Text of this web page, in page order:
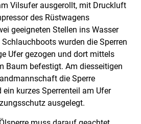
Vilsufer ausgerollt, mit Druckluft
des Rüstwagens
geeigneten Stellen ins Wasser
wurden die Sperren
Ufer gezogen und dort mittels
Baum befestigt. Am diesseitigen
die Sperre
kurzes Sperrenteil am Ufer
ausgelegt.